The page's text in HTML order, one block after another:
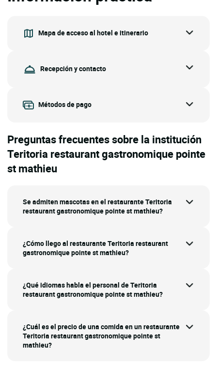
Mapa de acceso al hotel e itinerario
Recepción y contacto
Métodos de pago
Preguntas frecuentes sobre la institución
Teritoria restaurant gastronomique pointe
st mathieu
Se admiten mascotas en el restaurante Teritoria
restaurant gastronomique pointe st mathieu?
¿Cómo llego al restaurante Teritoria restaurant
gastronomique pointe st mathieu?
¿Qué idiomas habla el personal de Teritoria
restaurant gastronomique pointe st mathieu?
¿Cuál es el precio de una comida en un restaurante
Teritoria restaurant gastronomique pointe st
mathieu?